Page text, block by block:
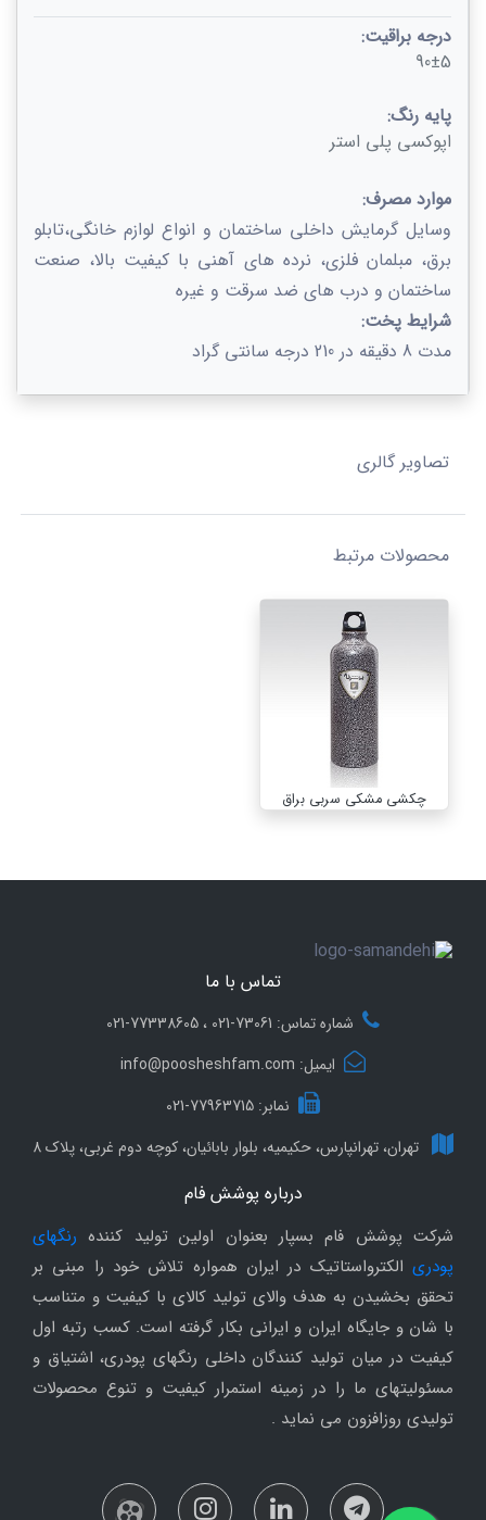
درجه براقیت:
90±5
پایه رنگ:
اپوکسی پلی استر
موارد مصرف:
وسایل گرمایش داخلی ساختمان و انواع لوازم خانگی،تابلو
برق، مبلمان فلزی، نرده های آهنی با کیفیت بالا، صنعت
ساختمان و درب های ضد سرقت و غیره
شرایط پخت:
مدت 8 دقیقه در 210 درجه سانتی گراد
تصاویر گالری
محصولات مرتبط
چکشی مشکی سربی براق
تماس با ما
شماره تماس: 73061-021 ، 77338605-021
ایمیل: info@poosheshfam.com
نمابر: 77963715-021
تهران، تهرانپارس، حکیمیه، بلوار بابائیان، کوچه دوم غربی، پلاک 8
درباره پوشش فام
شرکت پوشش فام بسپار بعنوان اولین تولید کننده رنگهای
پودری الکترواستاتیک در ایران همواره تلاش خود را مبنی بر
تحقق بخشیدن به هدف والای تولید کالای با کیفیت و متناسب
با شان و جایگاه ایران و ایرانی بکار گرفته است. کسب رتبه اول
کیفیت در میان تولید کنندگان داخلی رنگهای پودری، اشتیاق و
مسئولیتهای ما را در زمینه استمرار کیفیت و تنوع محصولات
تولیدی روزافزون می نماید .